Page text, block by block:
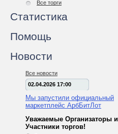
Все торги
Статистика
Помощь
Новости
Все новости
02.04.2026 17:00
Мы запустили официальный
маркетплейс АрбБитЛот
Уважаемые Организаторы и
Участники торгов!